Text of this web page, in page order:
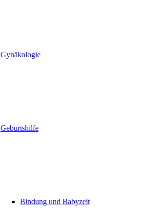
Gynäkologie
Geburtshilfe
Bindung und Babyzeit